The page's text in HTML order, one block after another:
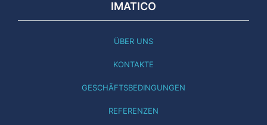
IMATICO
ÜBER UNS
KONTAKTE
GESCHÄFTSBEDINGUNGEN
REFERENZEN